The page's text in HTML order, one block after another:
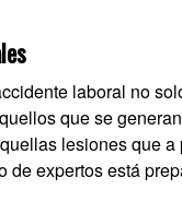
laboral no
que se
lesiones que
de expertos está